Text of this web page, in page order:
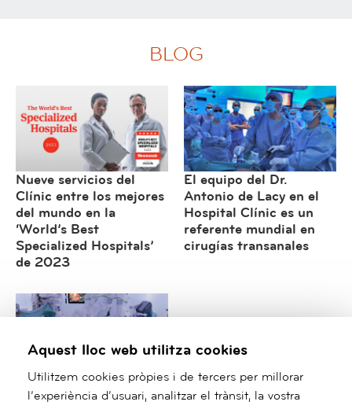
BLOG
Nueve servicios del
Clínic entre los mejores
del mundo en la
‘World’s Best
Specialized Hospitals’
de 2023
El equipo del Dr.
Antonio de Lacy en el
Hospital Clínic es un
referente mundial en
cirugías transanales
El Grupo Hospital
Clínic, pionero y
referente en cirugía
Aquest lloc web utilitza cookies
Utilitzem cookies pròpies i de tercers per millorar
l’experiència d’usuari, analitzar el trànsit, la vostra